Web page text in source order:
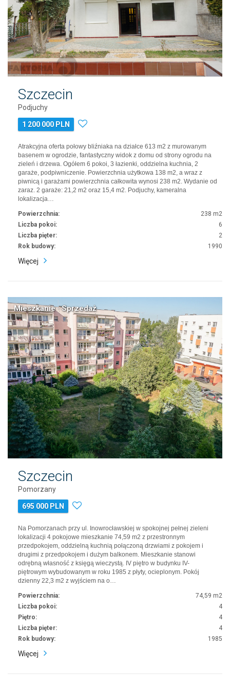
Szczecin
Podjuchy
1 200 000 PLN
Atrakcyjna oferta połowy bliźniaka na działce 613 m2 z murowanym
basenem w ogrodzie, fantastyczny widok z domu od strony ogrodu na
zieleń i drzewa. Ogółem 6 pokoi, 3 łazienki, oddzielna kuchnia, 2
garaże, podpiwniczenie. Powierzchnia użytkowa 138 m2, a wraz z
piwnicą i garażami powierzchnia całkowita wynosi 238 m2. Wydanie od
zaraz. 2 garaże: 21,2 m2 oraz 15,4 m2. Podjuchy, kameralna
lokalizacja…
Powierzchnia:
238 m2
Liczba pokoi:
6
Liczba pięter:
2
Rok budowy:
1990
Więcej
Mieszkanie · Sprzedaż
Szczecin
Pomorzany
695 000 PLN
Na Pomorzanach przy ul. Inowrocławskiej w spokojnej pełnej zieleni
lokalizacji 4 pokojowe mieszkanie 74,59 m2 z przestronnym
przedpokojem, oddzielną kuchnią połączoną drzwiami z pokojem i
drugimi z przedpokojem i dużym balkonem. Mieszkanie stanowi
odrębną własność z księgą wieczystą. IV piętro w budynku IV-
piętrowym wybudowanym w roku 1985 z płyty, ocieplonym. Pokój
dzienny 22,3 m2 z wyjściem na o…
Powierzchnia:
74,59 m2
Liczba pokoi:
4
Piętro:
4
Liczba pięter:
4
Rok budowy:
1985
Więcej